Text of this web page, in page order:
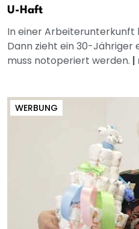
U-Haft
In einer Arbeiterunterkunft
Dann zieht ein 30-Jähriger
muss notoperiert werden. |
WERBUNG